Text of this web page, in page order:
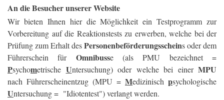
An die Besucher unserer Website
Wir bieten Ihnen hier die Möglichkeit ein Testprogramm zur
Vorbereitung auf die Reaktionstests zu erwerben, welche bei der
Prüfung zum Erhalt desPersonenbeförderungsscheins oder dem
Führerschein für Omnibusse (als PMU bezeichnet =
Psychometrische Untersuchung) oder welche bei einer MPU
nach Führerscheinentzug (MPU = Medizinisch psychologische
Untersuchung = "Idiotentest") verlangt werden.